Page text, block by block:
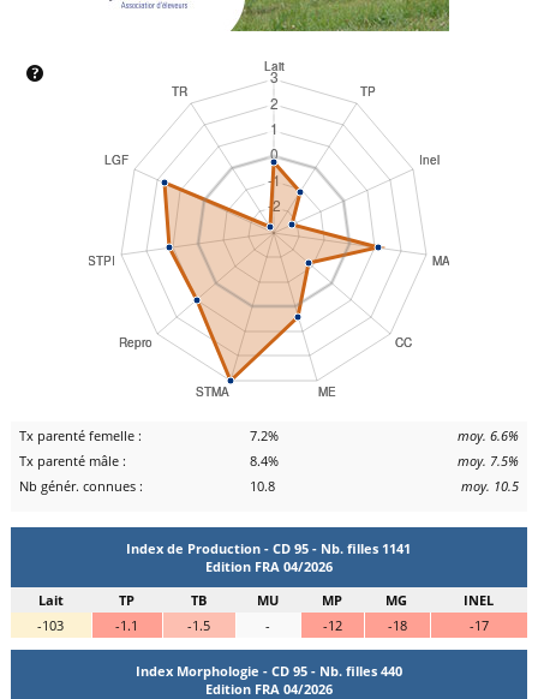
Tx parenté femelle : 7.2%
moy. 6.6%
Tx parenté mâle :
8.4%
moy. 7.5%
Nb génér. connues :
10.8 moy. 10.5
Index de Production - CD 95 - Nb. filles 1141
Edition FRA 04/2026
Lait
TP TB MU MP MG
INEL
-103
-1.1 -1.5 - -12 -18 -17
Index Morphologie - CD 95 - Nb. filles 440
Edition FRA 04/2026